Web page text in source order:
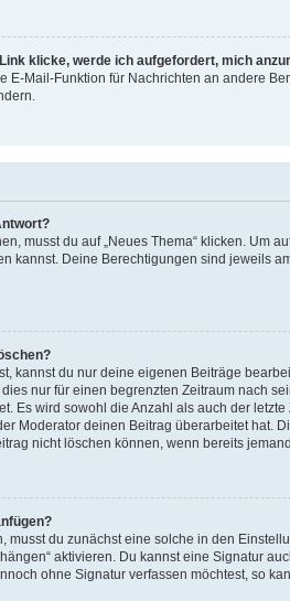
klicke, werde ich aufgefordert, mich
E-Mail-Funktion für Nachrichten an andere
musst du auf „Neues Thema“ klicken. Um
kannst. Deine Berechtigungen sind jeweils
kannst du nur deine eigenen Beiträge
nur für einen begrenzten Zeitraum nach
Es wird sowohl die Anzahl als auch der
Moderator deinen Beitrag überarbeitet
nicht löschen können, wenn bereits
musst du zunächst eine solche in den
aktivieren. Du kannst eine Signatur
ohne Signatur verfassen möchtest, so